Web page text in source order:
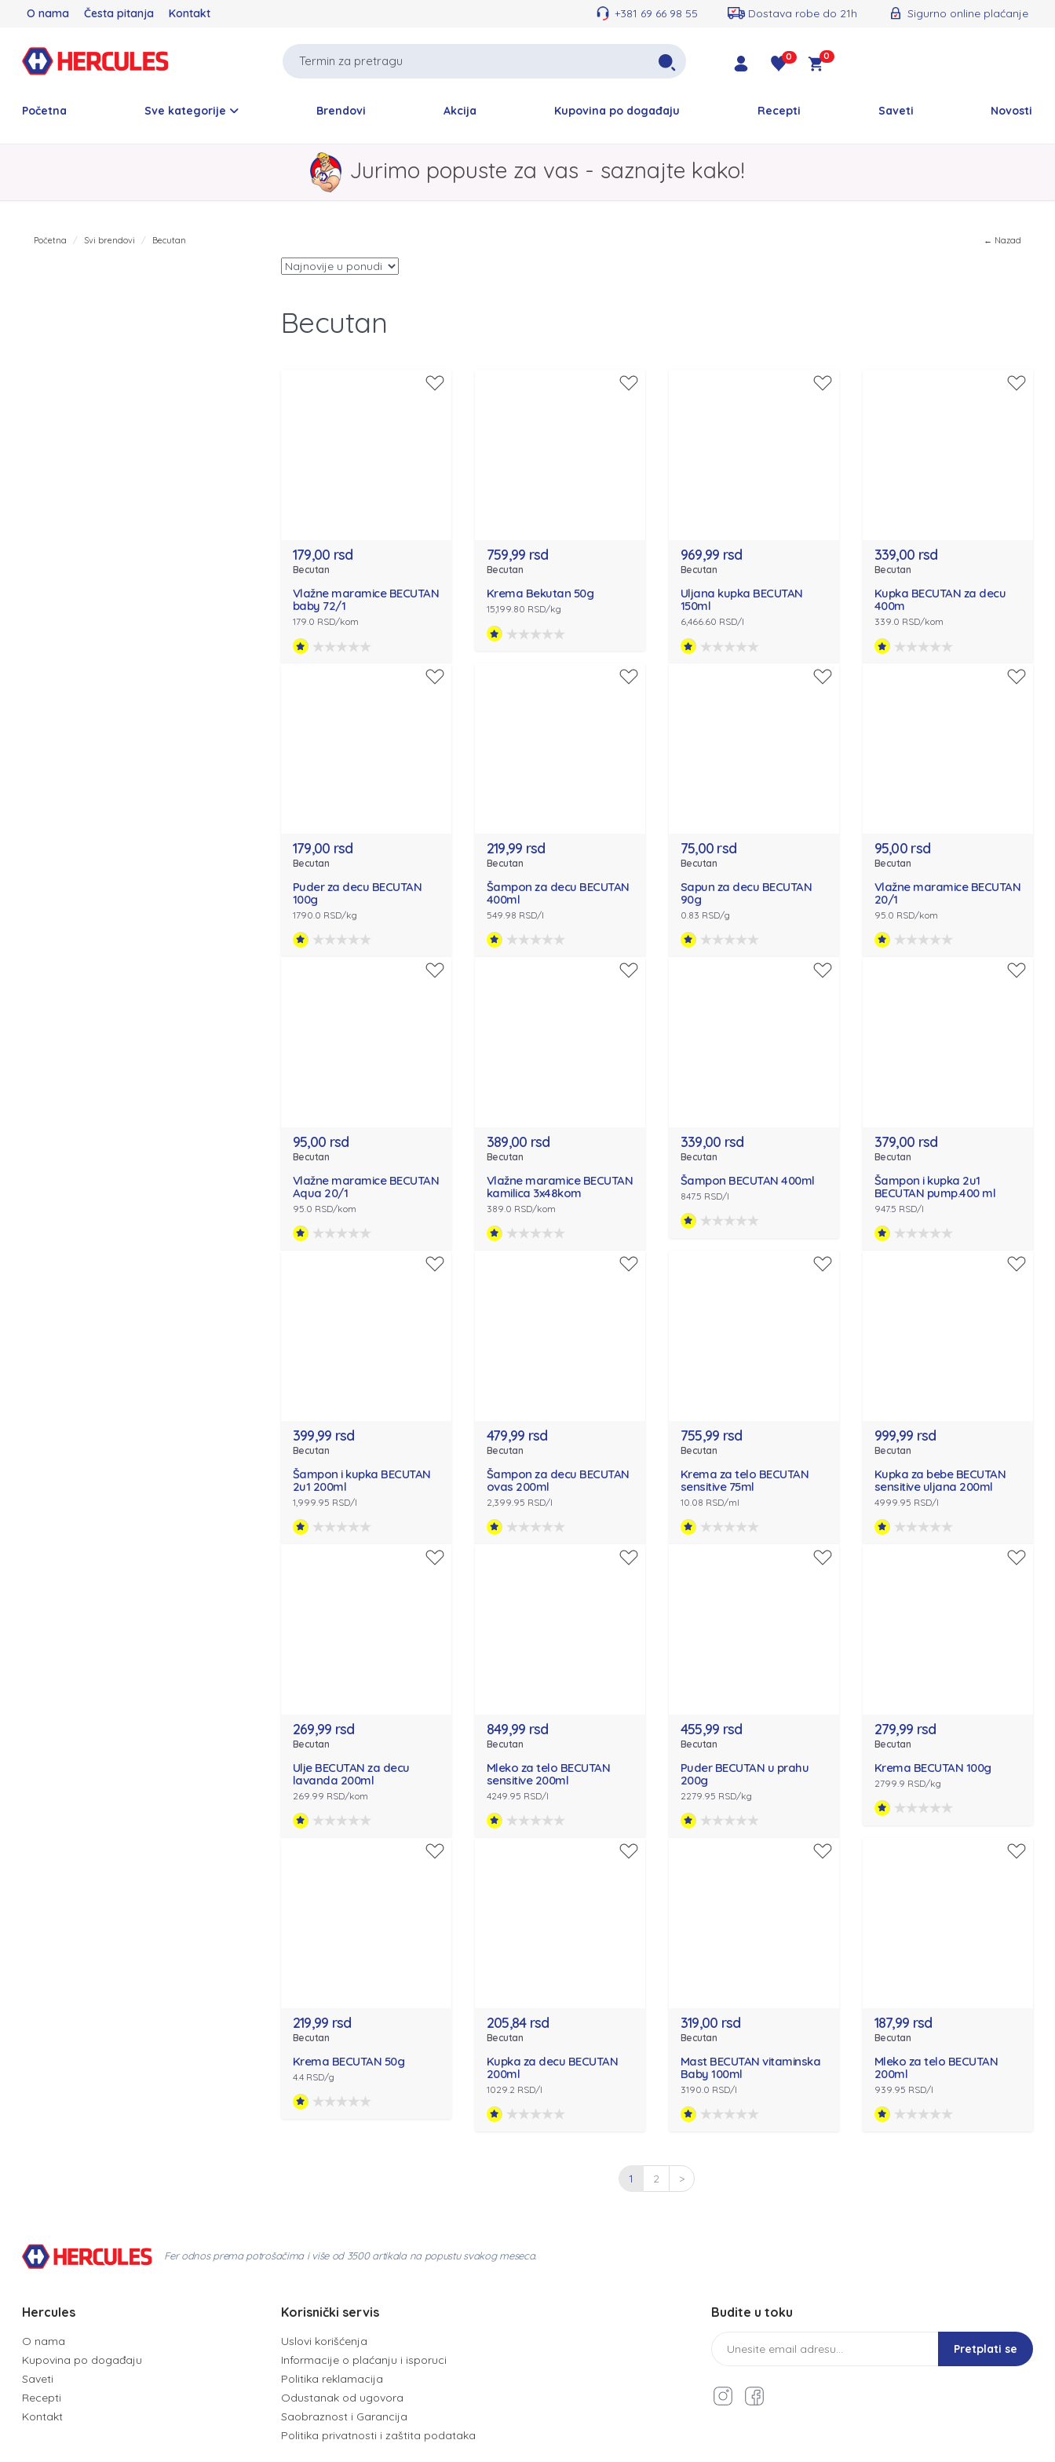
O nama Česta pitanja Kontakt +381 69 66 98 55 Dostava robe do 21h Sigurno online plaćanje
0 0
Početna Sve kategorije Brendovi Akcija Kupovina po događaju Recepti Saveti Novosti
Jurimo popuste za vas - saznajte kako!
Početna Svi brendovi Becutan ← Nazad
Becutan
179,00 rsd
Becutan
Vlažne maramice BECUTAN
baby 72/1
179.0 RSD/kom
759,99 rsd
Becutan
Krema Bekutan 50g
15,199.80 RSD/kg
969,99 rsd
Becutan
Uljana kupka BECUTAN
150ml
6,466.60 RSD/l
339,00 rsd
Becutan
Kupka BECUTAN za decu
400m
339.0 RSD/kom
179,00 rsd
Becutan
Puder za decu BECUTAN
100g
1790.0 RSD/kg
219,99 rsd
Becutan
Šampon za decu BECUTAN
400ml
549.98 RSD/l
75,00 rsd
Becutan
Sapun za decu BECUTAN
90g
0.83 RSD/g
95,00 rsd
Becutan
Vlažne maramice BECUTAN
20/1
95.0 RSD/kom
95,00 rsd
Becutan
Vlažne maramice BECUTAN
Aqua 20/1
95.0 RSD/kom
389,00 rsd
Becutan
Vlažne maramice BECUTAN
kamilica 3x48kom
389.0 RSD/kom
339,00 rsd
Becutan
Šampon BECUTAN 400ml
847.5 RSD/l
379,00 rsd
Becutan
Šampon i kupka 2u1
BECUTAN pump.400 ml
947.5 RSD/l
399,99 rsd
Becutan
Šampon i kupka BECUTAN
2u1 200ml
1,999.95 RSD/l
479,99 rsd
Becutan
Šampon za decu BECUTAN
ovas 200ml
2,399.95 RSD/l
755,99 rsd
Becutan
Krema za telo BECUTAN
sensitive 75ml
10.08 RSD/ml
999,99 rsd
Becutan
Kupka za bebe BECUTAN
sensitive uljana 200ml
4999.95 RSD/l
269,99 rsd
Becutan
Ulje BECUTAN za decu
lavanda 200ml
269.99 RSD/kom
849,99 rsd
Becutan
Mleko za telo BECUTAN
sensitive 200ml
4249.95 RSD/l
455,99 rsd
Becutan
Puder BECUTAN u prahu
200g
2279.95 RSD/kg
279,99 rsd
Becutan
Krema BECUTAN 100g
2799.9 RSD/kg
219,99 rsd
Becutan
Krema BECUTAN 50g
4.4 RSD/g
205,84 rsd
Becutan
Kupka za decu BECUTAN
200ml
1029.2 RSD/l
319,00 rsd
Becutan
Mast BECUTAN vitaminska
Baby 100ml
3190.0 RSD/l
187,99 rsd
Becutan
Mleko za telo BECUTAN
200ml
939.95 RSD/l
1 2 >
Fer odnos prema potrošačima i više od 3500 artikala na popustu svakog meseca.
Hercules
O nama
Kupovina po događaju
Saveti
Recepti
Kontakt
Korisnički servis
Uslovi korišćenja
Informacije o plaćanju i isporuci
Politika reklamacija
Odustanak od ugovora
Saobraznost i Garancija
Politika privatnosti i zaštita podataka
Budite u toku
Pretplati se